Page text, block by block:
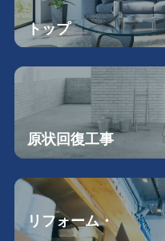
トップ
原状回復工事
リフォーム・